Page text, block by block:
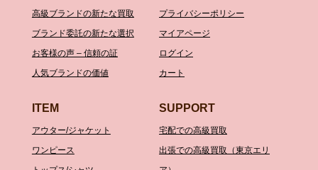
高級ブランドの新たな買取
ブランド委託の新たな選択
お客様の声 – 信頼の証
人気ブランドの価値
プライバシーポリシー
マイアページ
ログイン
カート
ITEM
アウター/ジャケット
ワンピース
SUPPORT
宅配での高級買取
出張での高級買取（東京エリ